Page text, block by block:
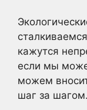
кажутся
если мы
можем
шаг за шагом.